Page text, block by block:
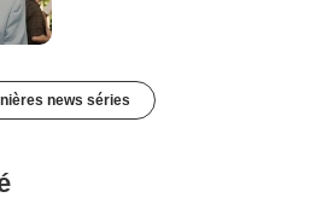
news séries